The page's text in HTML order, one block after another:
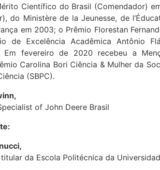
Científico do Brasil (Comendador)
do Ministère de la Jeunesse, de
em 2003; o Prêmio Florestan
de Excelência Acadêmica Antônio
Em fevereiro de 2020 recebeu a
Carolina Bori Ciência & Mulher da
(SBPC).
of John Deere Brasil
da Escola Politécnica da